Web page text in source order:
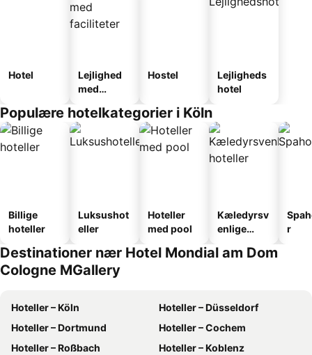
Hotel
Lejlighed
med
Hostel
Lejligheds
hotel
Populære hotelkategorier i Köln
Billige
hoteller
Luksushot
eller
Hoteller
med pool
Kæledyrsv
enlige
r
Destinationer nær Hotel Mondial am Dom
Cologne MGallery
Hoteller – Köln
Hoteller – Düsseldorf
Hoteller – Dortmund
Hoteller – Cochem
Hoteller – Roßbach
Hoteller – Koblenz